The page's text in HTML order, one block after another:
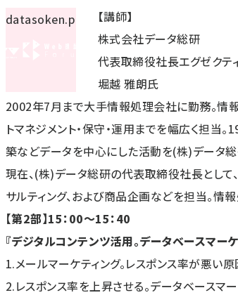
【講師】
株式会社データ総研
代表取締役社長エグゼクテ
堀越 雅朗氏
2002年7月まで大手情報処理会社に勤務。情
トマネジメント・保守・運用までを幅広く担当
築などデータを中心にした活動を(株)データ総
現在、(株)データ総研の代表取締役社長として
サルティング、および商品企画などを担当。情
【第2部】15：00～15：40
『デジタルコンテンツ活用。データベースマー
1.メールマーケティング。レスポンス率が悪い原
2.レスポンス率を上昇させる。データベースマ